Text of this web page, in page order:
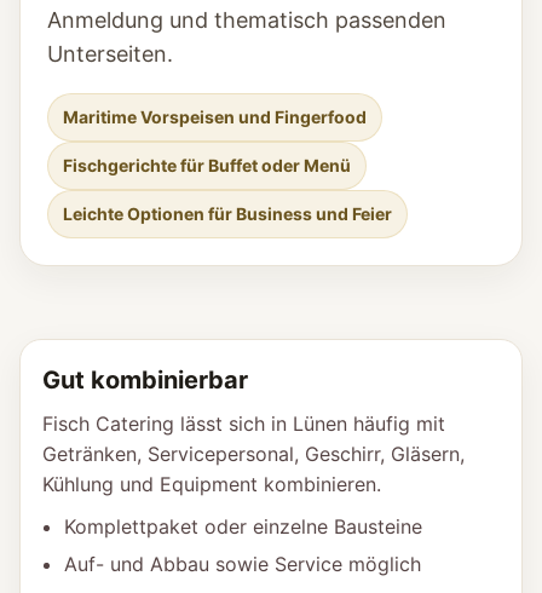
Anmeldung und thematisch passenden
Unterseiten.
Maritime Vorspeisen und Fingerfood
Fischgerichte für Buffet oder Menü
Leichte Optionen für Business und Feier
Gut kombinierbar
Fisch Catering lässt sich in Lünen häufig mit
Getränken, Servicepersonal, Geschirr, Gläsern,
Kühlung und Equipment kombinieren.
Komplettpaket oder einzelne Bausteine
Auf- und Abbau sowie Service möglich